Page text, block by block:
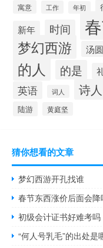
寓意 工作 年初
新年 时间
梦幻西游 汤圆
的人 的是
英语 词人 诗人
陆游 黄庭坚
猜你想看的文章
梦幻西游开孔找谁
春节东西涨价后面会降
初级会计证书好难考吗
“何人号乳毛”的出处是